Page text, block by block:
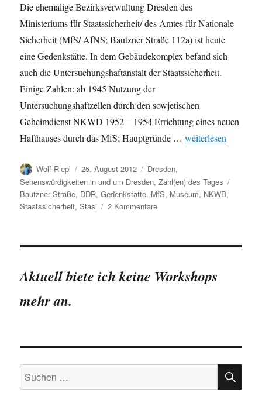
Die ehemalige Bezirksverwaltung Dresden des
Ministeriums für Staatssicherheit/ des Amtes für Nationale
Sicherheit (MfS/ AfNS; Bautzner Straße 112a) ist heute
eine Gedenkstätte. In dem Gebäudekomplex befand sich
auch die Untersuchungshaftanstalt der Staatssicherheit.
Einige Zahlen: ab 1945 Nutzung der
Untersuchungshaftzellen durch den sowjetischen
Geheimdienst NKWD 1952 – 1954 Errichtung eines neuen
Hafthauses durch das MfS; Hauptgründe …„Gedenkstätte
weiterlesen
Autor
Wolf Riepl
Veröffentlicht
am
25. August 2012 Kategorien
Dresden,
Sehenswürdigkeiten in und um Dresden,Zahl(en) des Tages
Bautzner Straße, DDR,Gedenkstätte, MfS, Museum, NKWD,
Staatssicherheit,Stasi 2 Kommentarezu
Straße
Zahlen
Aktuell biete ich keine Workshops
mehr an.
Suchen
nach: